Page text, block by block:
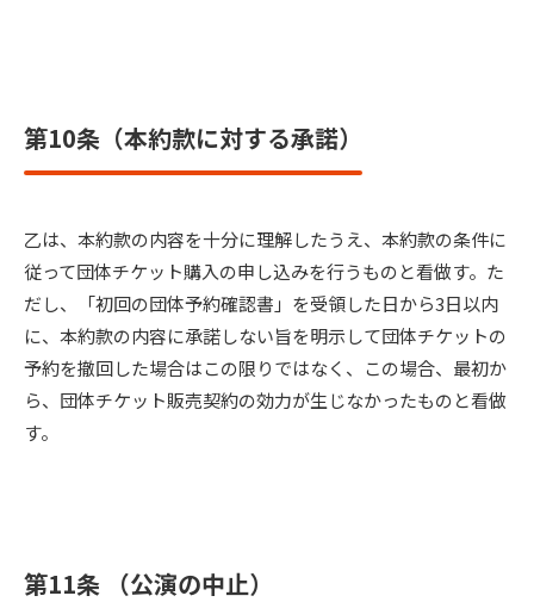
第10条（本約款に対する承諾）
乙は、本約款の内容を十分に理解したうえ、本約款の条件に
従って団体チケット購入の申し込みを行うものと看做す。た
だし、「初回の団体予約確認書」を受領した日から3日以内
に、本約款の内容に承諾しない旨を明示して団体チケットの
予約を撤回した場合はこの限りではなく、この場合、最初か
ら、団体チケット販売契約の効力が生じなかったものと看做
す。
第11条 （公演の中止）